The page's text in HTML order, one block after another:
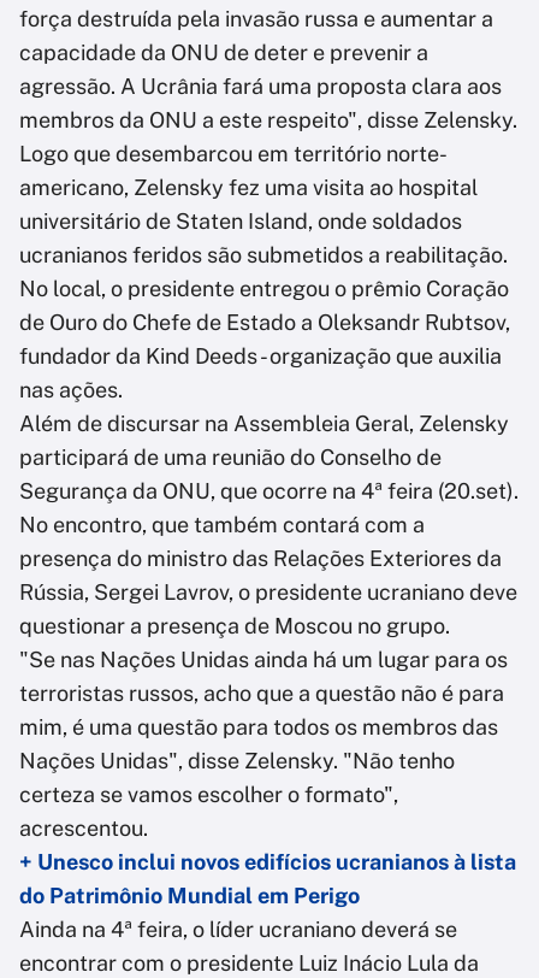
força destruída pela invasão russa e aumentar a
capacidade da ONU de deter e prevenir a
agressão. A Ucrânia fará uma proposta clara aos
membros da ONU a este respeito", disse Zelensky.
Logo que desembarcou em território norte-
americano, Zelensky fez uma visita ao hospital
universitário de Staten Island, onde soldados
ucranianos feridos são submetidos a reabilitação.
No local, o presidente entregou o prêmio Coração
de Ouro do Chefe de Estado a Oleksandr Rubtsov,
fundador da Kind Deeds - organização que auxilia
nas ações.
Além de discursar na Assembleia Geral, Zelensky
participará de uma reunião do Conselho de
Segurança da ONU, que ocorre na 4ª feira (20.set).
No encontro, que também contará com a
presença do ministro das Relações Exteriores da
Rússia, Sergei Lavrov, o presidente ucraniano deve
questionar a presença de Moscou no grupo.
"Se nas Nações Unidas ainda há um lugar para os
terroristas russos, acho que a questão não é para
mim, é uma questão para todos os membros das
Nações Unidas", disse Zelensky. "Não tenho
certeza se vamos escolher o formato",
acrescentou.
+ Unesco inclui novos edifícios ucranianos à lista
do Patrimônio Mundial em Perigo
Ainda na 4ª feira, o líder ucraniano deverá se
encontrar com o presidente Luiz Inácio Lula da